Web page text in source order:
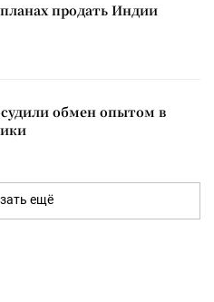
продать Индии
обмен опытом в
ещё